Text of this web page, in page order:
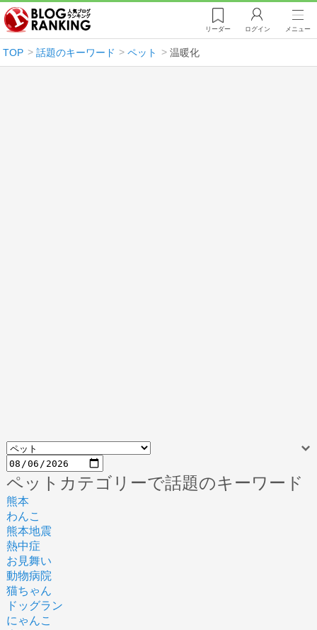
リーダー ログイン メニュー
TOP 話題のキーワード ペット 温暖化
ペットカテゴリーで話題のキーワード
熊本
わんこ
熊本地震
熱中症
お見舞い
動物病院
猫ちゃん
ドッグラン
にゃんこ